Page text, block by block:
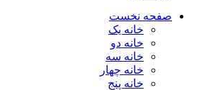
صفحه نخست
خانه یک
خانه دو
خانه سه
خانه چهار
خانه پنج